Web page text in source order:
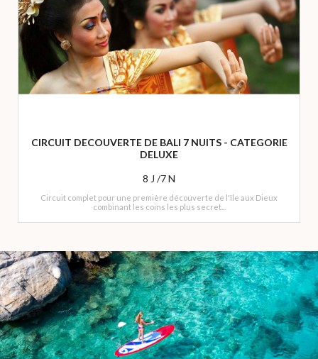
CIRCUIT DECOUVERTE DE BALI 7 NUITS - CATEGORIE
DELUXE
8 J /7 N
Circuit complet pour une première découverte de l'île aux Dieux
combinant les coins les plus secret...